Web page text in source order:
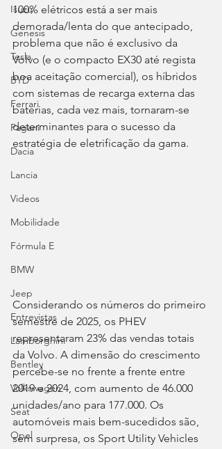
Isuzu
Genesis
Tesla
BYD
Ferrari
Pagani
Dacia
Lancia
Videos
Mobilidade
Fórmula E
BMW
Jeep
Entrevistas
Lamborghini
Bentley
Volkswagen
Seat
Opel
100% elétricos está a ser mais
demorada/lenta do que antecipado,
problema que não é exclusivo da
Volvo (e o compacto EX30 até regista
boa aceitação comercial), os híbridos
com sistemas de recarga externa das
baterias, cada vez mais, tornaram-se
determinantes para o sucesso da
estratégia de eletrificação da gama.
Considerando os números do primeiro
semestre de 2025, os PHEV
representaram 23% das vendas totais
da Volvo. A dimensão do crescimento
percebe-se no frente a frente entre
2019 e 2024, com aumento de 46.000
unidades/ano para 177.000. Os
automóveis mais bem-sucedidos são,
sem surpresa, os Sport Utility Vehicles